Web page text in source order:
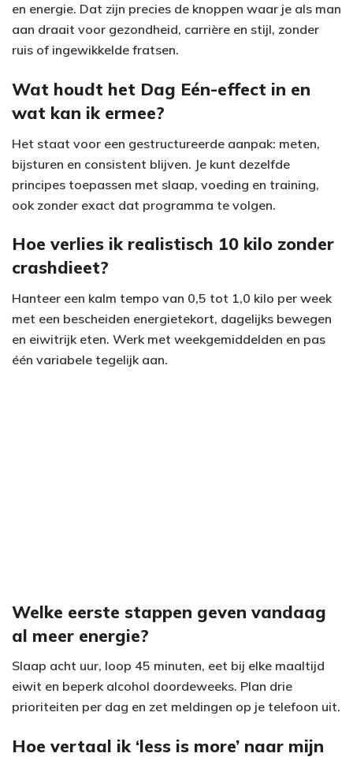
en energie. Dat zijn precies de knoppen waar je als man
aan draait voor gezondheid, carrière en stijl, zonder
ruis of ingewikkelde fratsen.
Wat houdt het Dag Eén-effect in en
wat kan ik ermee?
Het staat voor een gestructureerde aanpak: meten,
bijsturen en consistent blijven. Je kunt dezelfde
principes toepassen met slaap, voeding en training,
ook zonder exact dat programma te volgen.
Hoe verlies ik realistisch 10 kilo zonder
crashdieet?
Hanteer een kalm tempo van 0,5 tot 1,0 kilo per week
met een bescheiden energietekort, dagelijks bewegen
en eiwitrijk eten. Werk met weekgemiddelden en pas
één variabele tegelijk aan.
Welke eerste stappen geven vandaag
al meer energie?
Slaap acht uur, loop 45 minuten, eet bij elke maaltijd
eiwit en beperk alcohol doordeweeks. Plan drie
prioriteiten per dag en zet meldingen op je telefoon uit.
Hoe vertaal ik ‘less is more’ naar mijn